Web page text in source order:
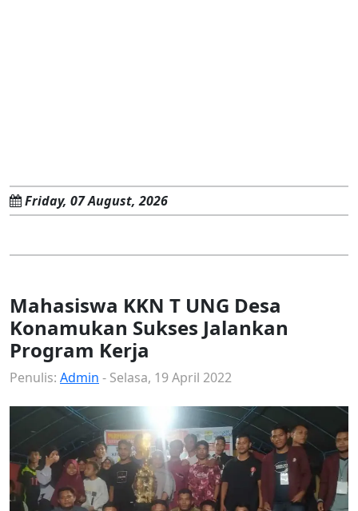
Friday, 07 August, 2026
Mahasiswa KKN T UNG Desa
Konamukan Sukses Jalankan
Program Kerja
Penulis: Admin - Selasa, 19 April 2022